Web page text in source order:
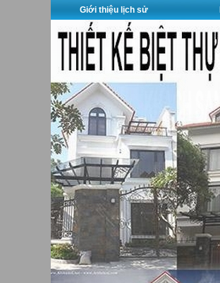
Giới thiệu lịch sử